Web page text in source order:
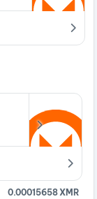
0.00015658 XMR